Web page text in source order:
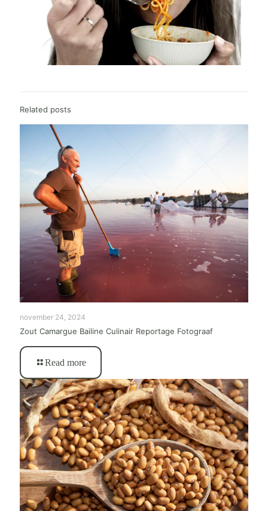
Related posts
november 24, 2024
Zout Camargue Bailine Culinair Reportage Fotograaf
Read more